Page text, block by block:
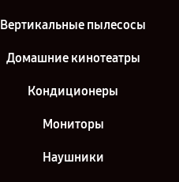
Вертикальные пылесосы
Домашние кинотеатры
Кондиционеры
Мониторы
Наушники